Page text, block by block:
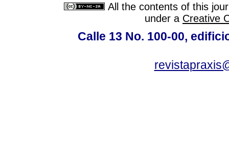
All the contents of this
under a Creative
Calle 13 No. 100-00,